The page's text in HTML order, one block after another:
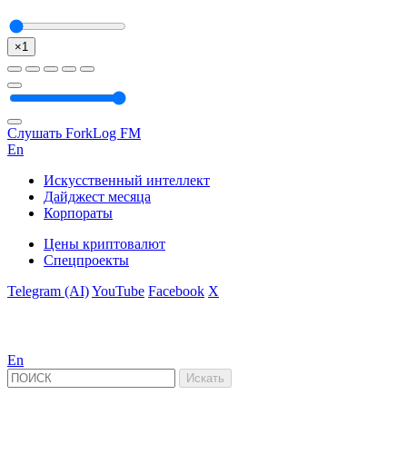
×1
Слушать ForkLog FM
En
Искусственный интеллект
Дайджест месяца
Корпораты
Цены криптовалют
Спецпроекты
Telegram (AI)YouTube Facebook X
En